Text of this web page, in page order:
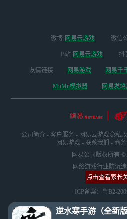
逆水寒手游（全新版
微博 网易云游戏 微信
B站 网易云游戏 抖
友情链接 网易游戏 网易千
MuMu模拟器 网易发
公司简介 - 客户服务 - 网易云游戏隐私
网易游戏 - 联系我们 - 商
网易公司版权所有
网络游戏行业防沉
点击查看家长
ICP备案：粤B2-